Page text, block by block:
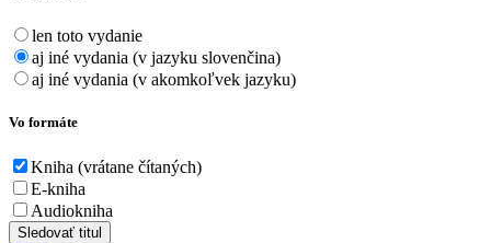
len toto vydanie
aj iné vydania (v jazyku slovenčina)
aj iné vydania (v akomkoľvek jazyku)
Vo formáte
Kniha (vrátane čítaných)
E-kniha
Audiokniha
Sledovať titul